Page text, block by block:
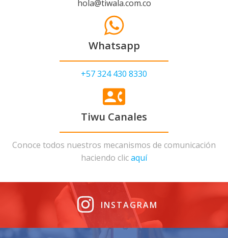
hola@tiwala.com.co
Whatsapp
+57 324 430 8330
Tiwu Canales
Conoce todos nuestros mecanismos de comunicación
haciendo clicaquí
INSTAGRAM